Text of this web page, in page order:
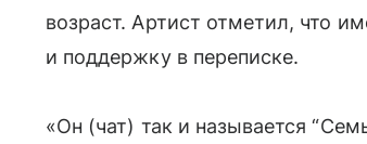
возраст. Артист отметил, что
и поддержку в переписке.
«Он (чат) так и называется